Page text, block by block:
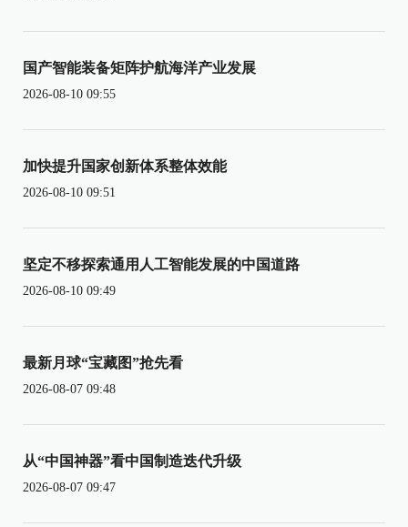
国产智能装备矩阵护航海洋产业发展
2026-08-10 09:55
加快提升国家创新体系整体效能
2026-08-10 09:51
坚定不移探索通用人工智能发展的中国道路
2026-08-10 09:49
最新月球“宝藏图”抢先看
2026-08-07 09:48
从“中国神器”看中国制造迭代升级
2026-08-07 09:47